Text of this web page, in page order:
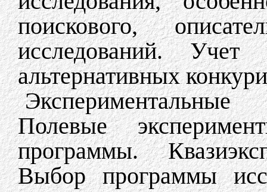
поискового,
исследований. Учет
альтернативных
Полевые
программы.
Выбор программы